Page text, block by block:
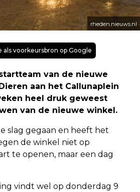
rheden.nieuws.nl
als voorkeursbron op Google
van de nieuwe
aan het Callunaplein
heel druk geweest
van de nieuwe winkel.
slag gegaan en heeft het
de winkel niet op
te openen, maar een dag
vindt wel op donderdag 9